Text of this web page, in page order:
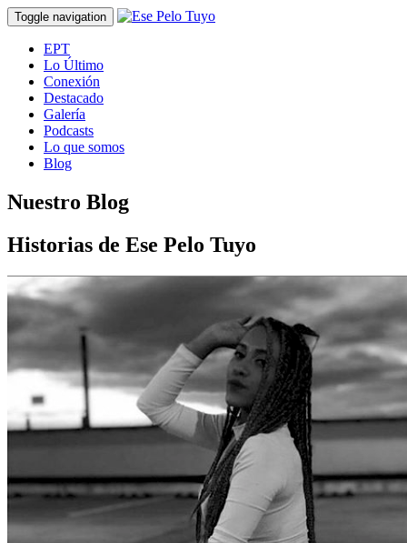
Toggle navigation
EPT
Lo Último
Conexión
Destacado
Galería
Podcasts
Lo que somos
Blog
Nuestro Blog
Historias de Ese Pelo Tuyo